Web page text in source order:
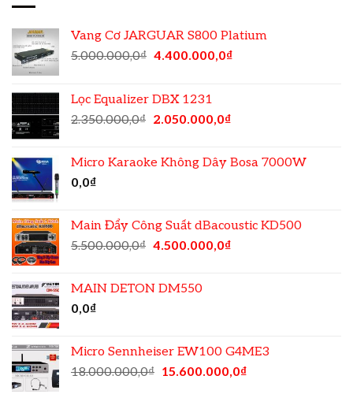
Vang Cơ JARGUAR S800 Platium
5.000.000,0₫ 4.400.000,0₫
Lọc Equalizer DBX 1231
2.350.000,0₫ 2.050.000,0₫
Micro Karaoke Không Dây Bosa 7000W
0,0₫
Main Đẩy Công Suất dBacoustic KD500
5.500.000,0₫ 4.500.000,0₫
MAIN DETON DM550
0,0₫
Micro Sennheiser EW100 G4ME3
18.000.000,0₫ 15.600.000,0₫